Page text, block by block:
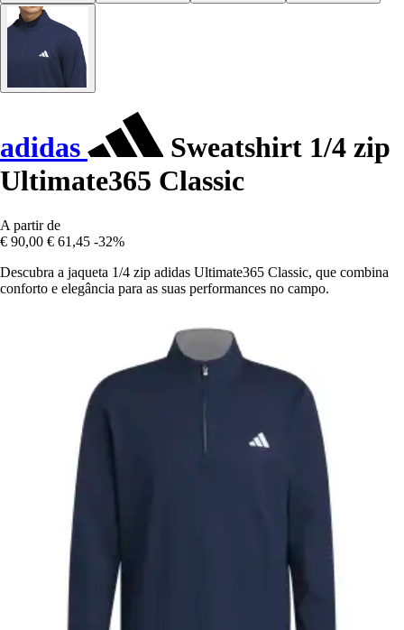
adidas
Sweatshirt 1/4 zip
Ultimate365 Classic
A partir de
€ 90,00 € 61,45 -32%
Descubra a jaqueta 1/4 zip adidas Ultimate365 Classic, que combina
conforto e elegância para as suas performances no campo.